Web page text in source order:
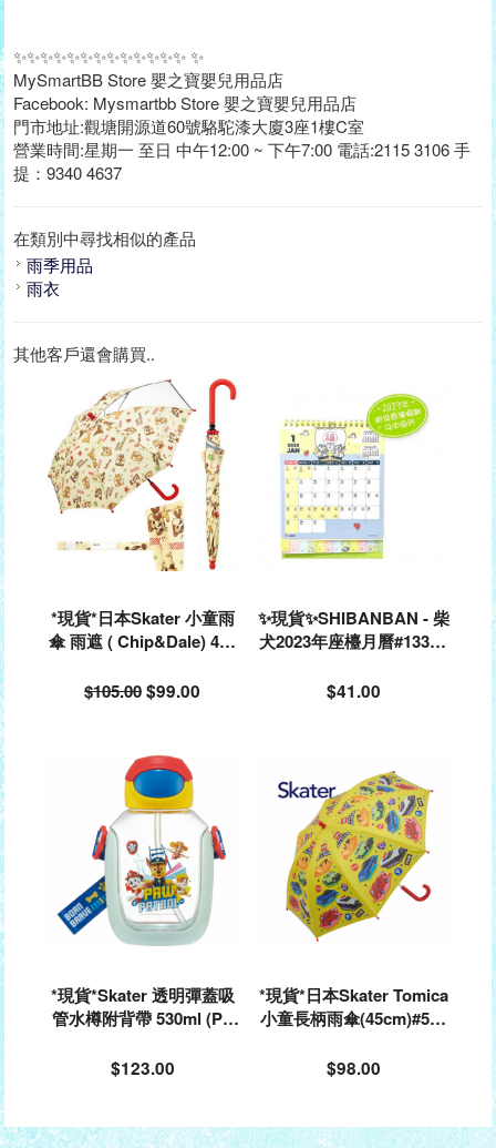
✨✨✨✨✨✨✨✨✨✨✨✨✨ ✨
MySmartBB Store 嬰之寶嬰兒用品店
Facebook: Mysmartbb Store 嬰之寶嬰兒用品店
門市地址:觀塘開源道60號駱駝漆大廈3座1樓C室
營業時間:星期一 至日 中午12:00 ~ 下午7:00 電話:2115 3106 手
提：9340 4637
在類別中尋找相似的產品
雨季用品
雨衣
其他客戶還會購買..
*現貨*日本Skater 小童雨
傘 雨遮 ( Chip&Dale) 40c
$105.00$99.00
✨現貨✨SHIBANBAN - 柴
犬2023年座檯月曆#13383
$41.00
*現貨*Skater 透明彈蓋吸
管水樽附背帶 530ml (PA
$123.00
*現貨*日本Skater Tomica
小童長柄雨傘(45cm)#552
$98.00